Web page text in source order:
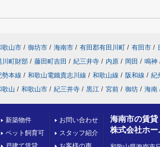
歌山市 / 御坊市 / 海南市 / 有田郡有田川町 / 有田市 /
川町財部 / 藤田町吉田 / 紀三井寺 / 内原 / 岡田 / 鳴神
勢本線 / 和歌山電鐵貴志川線 / 和歌山線 / 阪和線 / 紀
歌山 / 和歌山市 / 紀三井寺 / 黒江 / 宮前 / 御坊 / 海南
新築物件
ペット飼育可
お問い合わせ
スタッフ紹介
海南市の賃
株式会社ホ